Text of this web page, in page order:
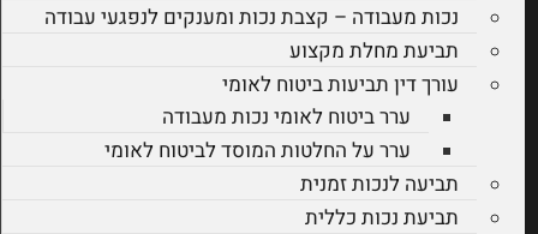
נכות מעבודה – קצבת נכות ומענקים לנפגעי עבודה
תביעת מחלת מקצוע
עורך דין תביעות ביטוח לאומי
ערר ביטוח לאומי נכות מעבודה
ערר על החלטות המוסד לביטוח לאומי
תביעה לנכות זמנית
תביעת נכות כללית